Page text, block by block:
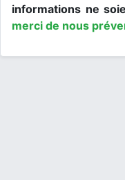
informations ne
merci de nous